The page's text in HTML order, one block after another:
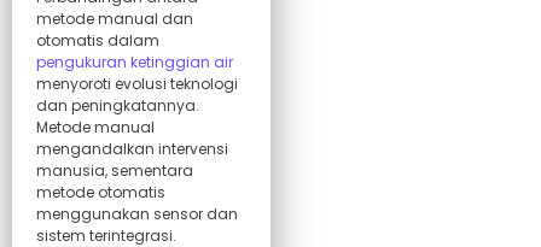
metode manual dan
otomatis dalam
pengukuran ketinggian air
menyoroti evolusi teknologi
dan peningkatannya.
Metode manual
mengandalkan intervensi
manusia, sementara
metode otomatis
menggunakan sensor dan
sistem terintegrasi.